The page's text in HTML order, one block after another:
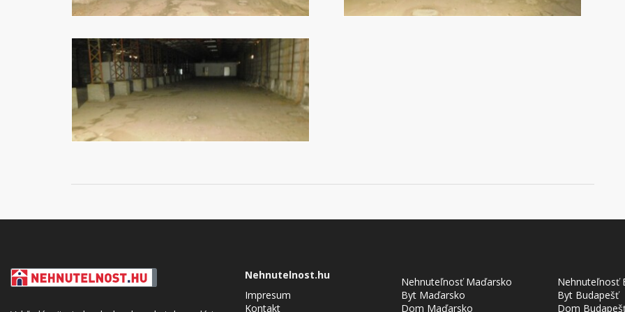
Nehnutelnost.hu
Impresum
Kontakt
Nehnuteľnosť Maďarsko
Byt Maďarsko
Dom Maďarsko
Nehnuteľnosť
Byt Budapešť
Dom